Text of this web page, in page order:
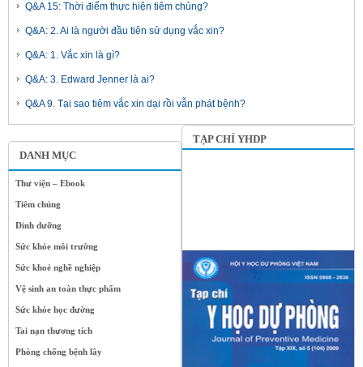
DANH MỤC
Thư viện – Ebook
Tiêm chủng
Dinh dưỡng
Sức khỏe môi trường
Sức khoẻ nghề nghiệp
Vệ sinh an toàn thực phẩm
Sức khỏe học đường
Tai nạn thương tích
Phòng chống bệnh lây
Q&A 15: Thời điểm thực hiện tiêm chủng?
Q&A: 2. Ai là người đầu tiên sử dụng vắc xin?
Q&A: 1. Vắc xin là gì?
Q&A: 3. Edward Jenner là ai?
Q&A 9. Tại sao tiêm vắc xin dại rồi vẫn phát bệnh?
TẠP CHÍ YHDP